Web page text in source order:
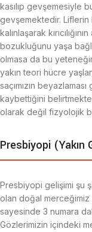
kasılıp gevşemesiyle
gevşemektedir.
kalınlaşarak
bozukluğunu yaşa
olmasa da bu
yakın teori hücre
saçımızın
kaybettiğini
olarak değil fizyolojik
Presbiyopi (Yakın
Presbiyopi gelişimi şu
olan doğal merceğimiz
sayesinde 3 numara
Gözlerimizin içindeki